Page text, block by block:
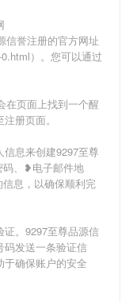
信誉注册的官方网址
）。您可以通过
在页面上找到一个醒
册页面。
息来创建9297至尊
码、❥电子邮件地
息，以确保顺利完
。9297至尊品源信
码发送一条验证信
确保账户的安全